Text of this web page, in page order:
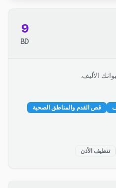
9
BD
الأليف.
قص القدم والمناطق الصحية
تنظيف الأذن